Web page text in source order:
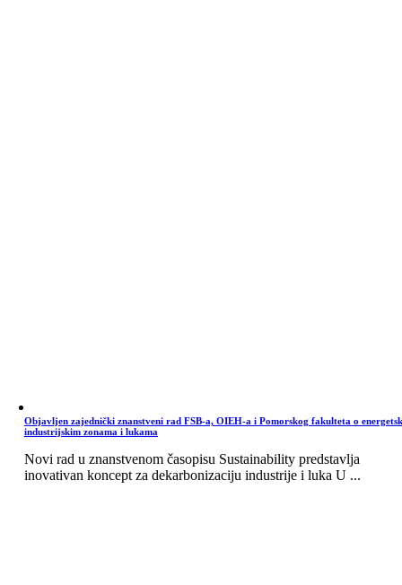
Objavljen zajednički znanstveni rad FSB-a, OIEH-a i Pomorskog fakulteta o
industrijskim zonama i lukama
Novi rad u znanstvenom časopisu Sustainability predstavlja
inovativan koncept za dekarbonizaciju industrije i luka U ...